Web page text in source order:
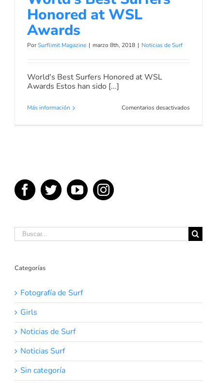
Honored at WSL
Awards
PorSurflimit Magazine | marzo 8th, 2018 | Noticias de Surf
World's Best Surfers Honored at WSL
Awards Estos han sido [...]
Más información Comentarios desactivadosen
Buscar:
Categorías
Fotografía de Surf
Girls
Noticias de Surf
Noticias Surf
Sin categoría